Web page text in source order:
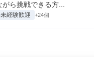
ら挑戦できる方...
経験歓迎 +24個